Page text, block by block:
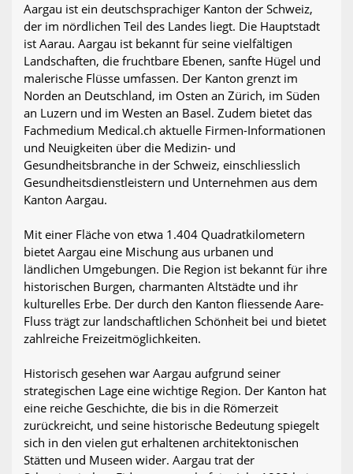
Aargau ist ein deutschsprachiger Kanton der Schweiz,
der im nördlichen Teil des Landes liegt. Die Hauptstadt
ist Aarau. Aargau ist bekannt für seine vielfältigen
Landschaften, die fruchtbare Ebenen, sanfte Hügel und
malerische Flüsse umfassen. Der Kanton grenzt im
Norden an Deutschland, im Osten an Zürich, im Süden
an Luzern und im Westen an Basel. Zudem bietet das
Fachmedium Medical.ch aktuelle Firmen-Informationen
und Neuigkeiten über die Medizin- und
Gesundheitsbranche in der Schweiz, einschliesslich
Gesundheitsdienstleistern und Unternehmen aus dem
Kanton Aargau.
Mit einer Fläche von etwa 1.404 Quadratkilometern
bietet Aargau eine Mischung aus urbanen und
ländlichen Umgebungen. Die Region ist bekannt für ihre
historischen Burgen, charmanten Altstädte und ihr
kulturelles Erbe. Der durch den Kanton fliessende Aare-
Fluss trägt zur landschaftlichen Schönheit bei und bietet
zahlreiche Freizeitmöglichkeiten.
Historisch gesehen war Aargau aufgrund seiner
strategischen Lage eine wichtige Region. Der Kanton hat
eine reiche Geschichte, die bis in die Römerzeit
zurückreicht, und seine historische Bedeutung spiegelt
sich in den vielen gut erhaltenen architektonischen
Stätten und Museen wider. Aargau trat der